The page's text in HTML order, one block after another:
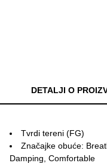
DETALJI O
Tvrdi tereni (FG)
Značajke obuće:
Damping, Comfortable